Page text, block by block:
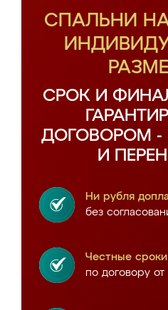
СПАЛЬНИ
СРОК И
ДОГОВОРОМ -
И
Ни рубля
без
Честные сроки
по договору